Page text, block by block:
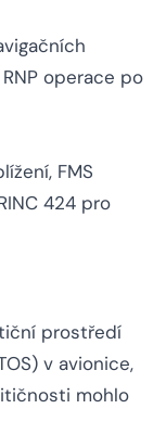
operace po
FMS
424 pro
prostředí
v avionice,
mohlo